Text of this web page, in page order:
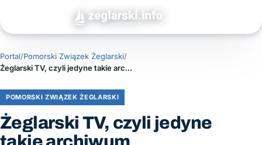
Portal/Pomorski Związek Żeglarski/
Żeglarski TV, czyli jedyne takie archiwum
POMORSKI ZWIĄZEK ŻEGLARSKI
Żeglarski TV, czyli jedyne